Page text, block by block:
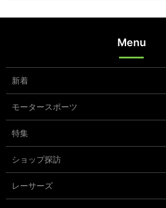
Menu
新着
モータースポーツ
特集
ショップ探訪
レーサーズ